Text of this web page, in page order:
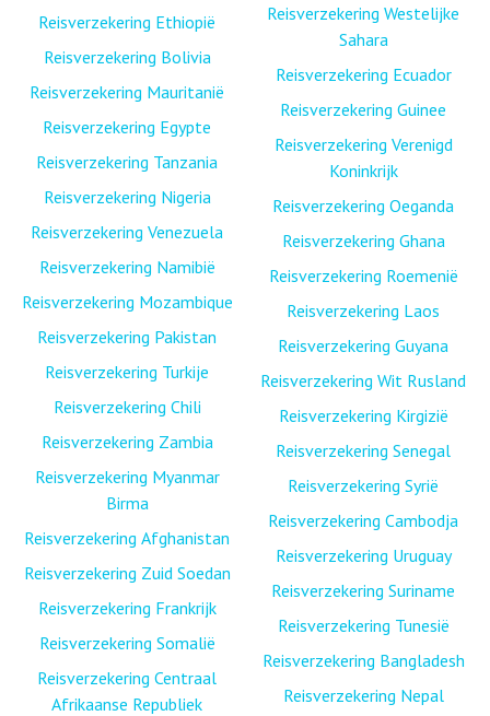
Reisverzekering Ethiopië
Reisverzekering Bolivia
Reisverzekering Mauritanië
Reisverzekering Egypte
Reisverzekering Tanzania
Reisverzekering Nigeria
Reisverzekering Venezuela
Reisverzekering Namibië
Reisverzekering Mozambique
Reisverzekering Pakistan
Reisverzekering Turkije
Reisverzekering Chili
Reisverzekering Zambia
Reisverzekering Myanmar
Birma
Reisverzekering Afghanistan
Reisverzekering Zuid Soedan
Reisverzekering Frankrijk
Reisverzekering Somalië
Reisverzekering Centraal
Afrikaanse Republiek
Reisverzekering Westelijke
Sahara
Reisverzekering Ecuador
Reisverzekering Guinee
Reisverzekering Verenigd
Koninkrijk
Reisverzekering Oeganda
Reisverzekering Ghana
Reisverzekering Roemenië
Reisverzekering Laos
Reisverzekering Guyana
Reisverzekering Wit Rusland
Reisverzekering Kirgizië
Reisverzekering Senegal
Reisverzekering Syrië
Reisverzekering Cambodja
Reisverzekering Uruguay
Reisverzekering Suriname
Reisverzekering Tunesië
Reisverzekering Bangladesh
Reisverzekering Nepal